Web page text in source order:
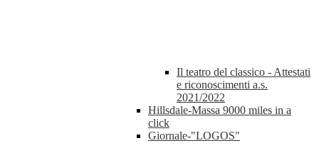
Il teatro del classico - Attestati
e riconoscimenti a.s.
2021/2022
Hillsdale-Massa 9000 miles in a
click
Giornale-"LOGOS"